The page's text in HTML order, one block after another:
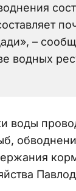
–
водных
воды